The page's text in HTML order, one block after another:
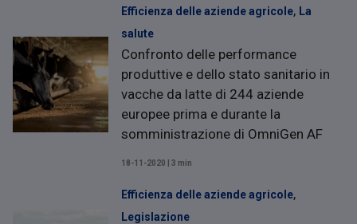
Efficienza delle aziende agricole, La
salute
Confronto delle performance
produttive e dello stato sanitario in
vacche da latte di 244 aziende
europee prima e durante la
somministrazione di OmniGen AF
18-11-2020 | 3 min
Efficienza delle aziende agricole,
Legislazione